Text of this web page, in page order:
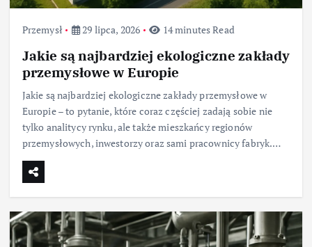
Przemysł 29 lipca, 2026 14 minutes Read
Jakie są najbardziej ekologiczne zakłady
przemysłowe w Europie
Jakie są najbardziej ekologiczne zakłady przemysłowe w
Europie – to pytanie, które coraz częściej zadają sobie nie
tylko analitycy rynku, ale także mieszkańcy regionów
przemysłowych, inwestorzy oraz sami pracownicy fabryk.…